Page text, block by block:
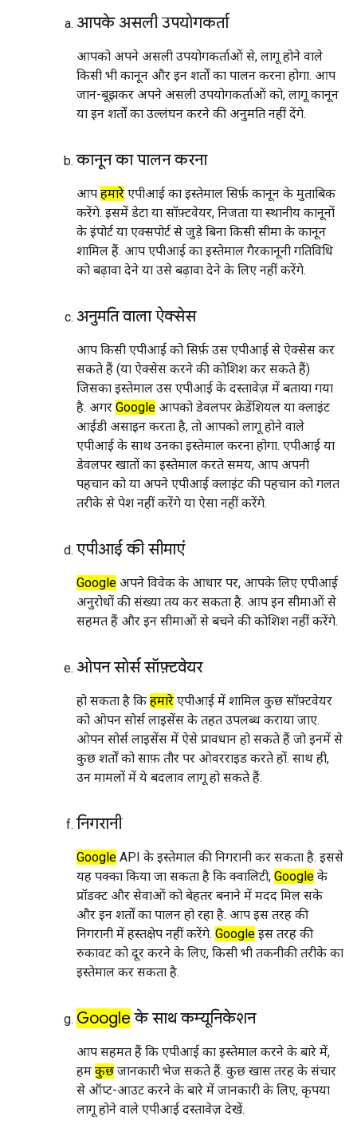
आपके असली उपयोगकर्ता
आपको अपने असली उपयोगकर्ताओं से, लागू होने वाले
किसी भी कानून और इन शर्तों का पालन करना होगा. आप
जान-बूझकर अपने असली उपयोगकर्ताओं को, लागू कानून
या इन शर्तों का उल्लंघन करने की अनुमति नहीं देंगे.
कानून का पालन करना
आप हमारे एपीआई का इस्तेमाल सिर्फ़ कानून के मुताबिक
करेंगे. इसमें डेटा या सॉफ़्टवेयर, निजता या स्थानीय कानूनों
के इंपोर्ट या एक्सपोर्ट से जुड़े बिना किसी सीमा के कानून
शामिल हैं. आप एपीआई का इस्तेमाल गैरकानूनी गतिविधि
को बढ़ावा देने या उसे बढ़ावा देने के लिए नहीं करेंगे.
अनुमति वाला ऐक्सेस
आप किसी एपीआई को सिर्फ़ उस एपीआई से ऐक्सेस कर
सकते हैं (या ऐक्सेस करने की कोशिश कर सकते हैं)
जिसका इस्तेमाल उस एपीआई के दस्तावेज़ में बताया गया
है. अगर Google आपको डेवलपर क्रेडेंशियल या क्लाइंट
आईडी असाइन करता है, तो आपको लागू होने वाले
एपीआई के साथ उनका इस्तेमाल करना होगा. एपीआई या
डेवलपर खातों का इस्तेमाल करते समय, आप अपनी
पहचान को या अपने एपीआई क्लाइंट की पहचान को गलत
तरीके से पेश नहीं करेंगे या ऐसा नहीं करेंगे.
एपीआई की सीमाएं
Google अपने विवेक के आधार पर, आपके लिए एपीआई
अनुरोधों की संख्या तय कर सकता है. आप इन सीमाओं से
सहमत हैं और इन सीमाओं से बचने की कोशिश नहीं करेंगे.
ओपन सोर्स सॉफ़्टवेयर
हो सकता है कि हमारे एपीआई में शामिल कुछ सॉफ़्टवेयर
को ओपन सोर्स लाइसेंस के तहत उपलब्ध कराया जाए.
ओपन सोर्स लाइसेंस में ऐसे प्रावधान हो सकते हैं जो इनमें से
कुछ शर्तों को साफ़ तौर पर ओवरराइड करते हों. साथ ही,
उन मामलों में ये बदलाव लागू हो सकते हैं.
निगरानी
Google API के इस्तेमाल की निगरानी कर सकता है. इससे
यह पक्का किया जा सकता है कि क्वालिटी, Google के
प्रॉडक्ट और सेवाओं को बेहतर बनाने में मदद मिल सके
और इन शर्तों का पालन हो रहा है. आप इस तरह की
निगरानी में हस्तक्षेप नहीं करेंगे. Google इस तरह की
रुकावट को दूर करने के लिए, किसी भी तकनीकी तरीके का
इस्तेमाल कर सकता है.
Google के साथ कम्यूनिकेशन
आप सहमत हैं कि एपीआई का इस्तेमाल करने के बारे में,
हम कुछ जानकारी भेज सकते हैं. कुछ खास तरह के संचार
से ऑप्ट-आउट करने के बारे में जानकारी के लिए, कृपया
लागू होने वाले एपीआई दस्तावेज़ देखें.